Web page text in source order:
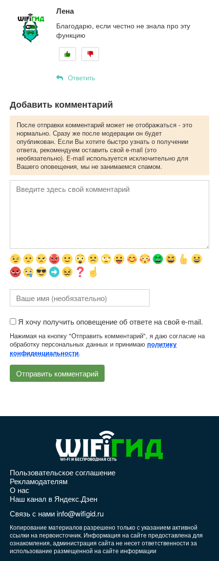
Лена
Благодарю, если честно не знала про эту
функцию
Ответить
Добавить комментарий
После отправки комментарий может не отображаться - это
нормально. Сразу же после модерации он будет
опубликован. Если Вы хотите быстро узнать о получении
ответа, рекомендуем оставить свой e-mail (это
необязательно). E-mail используется исключительно для
Вашего оповещения, мы не занимаемся спамом.
Я хочу получить оповещение об ответе на свой e-mail.
Нажимая на кнопку "Отправить комментарий", я даю согласие на
обработку персональных данных и принимаю политику
конфиденциальности.
Пользовательское соглашение
Рекламодателям
О нас
Наш канал в Яндекс.Дзен
Связь с нами info@wifigid.ru
Копирование материалов разрешено только с указанием активной
ссылки на первоисточник. Информация на сайте предоставлена для
ознакомления, администрация сайта не несет ответственности за
использование размещенной на сайте информации